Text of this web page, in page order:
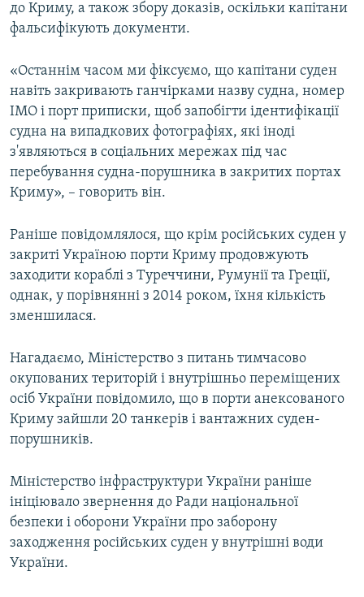
до Криму, а також збору доказів, оскільки капітани
фальсифікують документи.
«Останнім часом ми фіксуємо, що капітани суден
навіть закривають ганчірками назву судна, номер
IMO і порт приписки, щоб запобігти ідентифікації
судна на випадкових фотографіях, які іноді
з'являються в соціальних мережах під час
перебування судна-порушника в закритих портах
Криму», – говорить він.
Раніше повідомлялося, що крім російських суден у
закриті Україною порти Криму продовжують
заходити кораблі з Туреччини, Румунії та Греції,
однак, у порівнянні з 2014 роком, їхня кількість
зменшилася.
Нагадаємо, Міністерство з питань тимчасово
окупованих територій і внутрішньо переміщених
осіб України повідомило, що в порти анексованого
Криму зайшли 20 танкерів і вантажних суден-
порушників.
Міністерство інфраструктури України раніше
ініціювало звернення до Ради національної
безпеки і оборони України про заборону
заходження російських суден у внутрішні води
України.